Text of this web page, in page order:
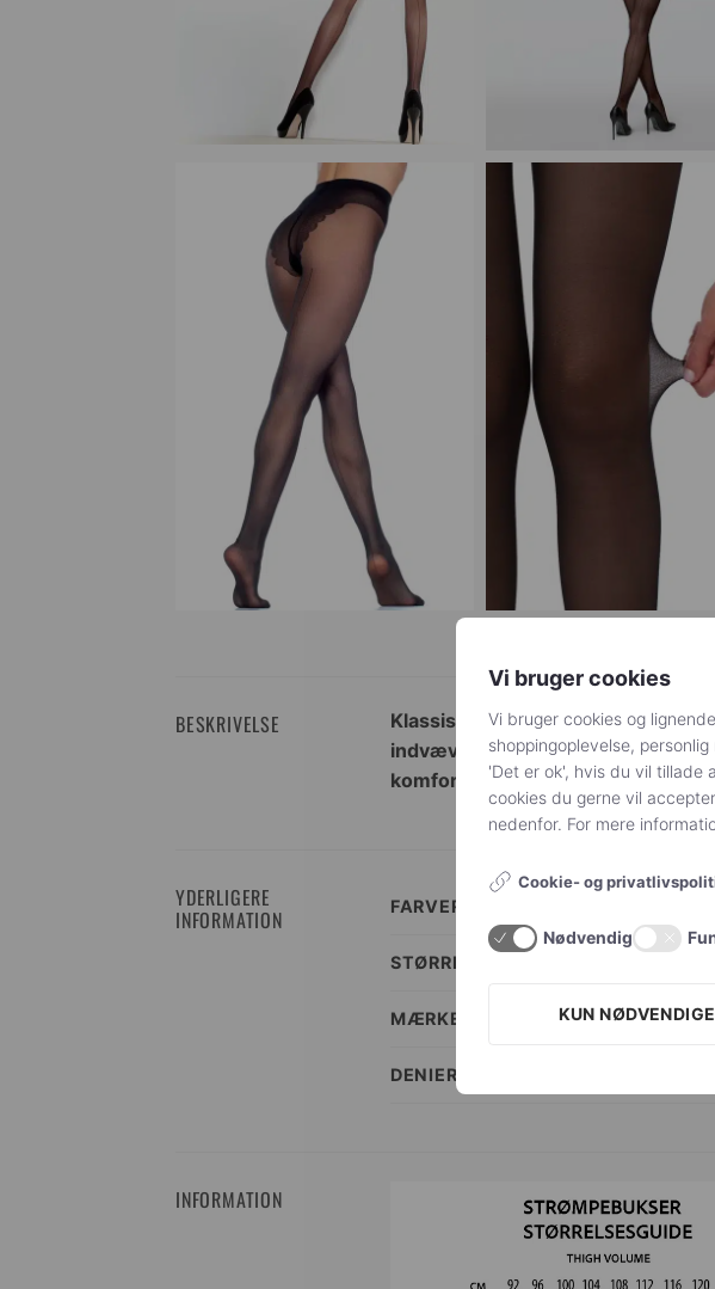
BESKRIVELSE
Klassiske sorte strømpebukser
indvævet trussemønster i
komfort. Bomuldskile og usynlig
YDERLIGERE
INFORMATION FARVER
STØRRELSES INTERVALLER
MÆRKE Giulia
DENIER
INFORMATION
Vi bruger cookies
Vi bruger cookies og
shoppingoplevelse,
'Det er ok', hvis du vil tillade
cookies du gerne vil
nedenfor. For mere
Cookie- og
Nødvendig
KUN NØDVENDIGE